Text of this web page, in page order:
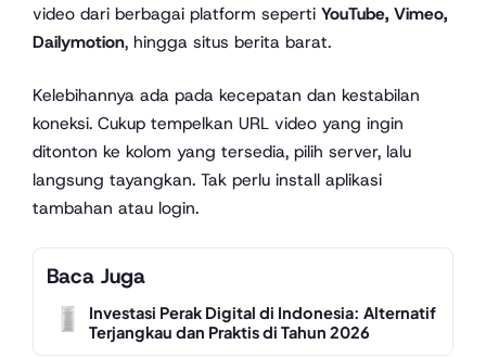
video dari berbagai platform seperti YouTube, Vimeo,
Dailymotion, hingga situs berita barat.
Kelebihannya ada pada kecepatan dan kestabilan
koneksi. Cukup tempelkan URL video yang ingin
ditonton ke kolom yang tersedia, pilih server, lalu
langsung tayangkan. Tak perlu install aplikasi
tambahan atau login.
Baca Juga
Investasi Perak Digital di Indonesia: Alternatif
Terjangkau dan Praktis di Tahun 2026